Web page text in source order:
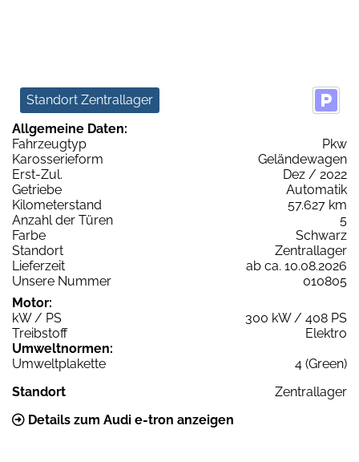
Standort Zentrallager
Allgemeine Daten:
Fahrzeugtyp
Pkw
Karosserieform
Geländewagen
Erst-Zul.
Dez / 2022
Getriebe
Automatik
Kilometerstand
57.627 km
Anzahl der Türen
5
Farbe
Schwarz
Standort
Zentrallager
Lieferzeit
ab ca. 10.08.2026
Unsere Nummer
010805
Motor:
kW / PS
300 kW / 408 PS
Treibstoff
Elektro
Umweltnormen:
Umweltplakette
4 (Green)
Standort
Zentrallager
Details zum Audi e-tron anzeigen